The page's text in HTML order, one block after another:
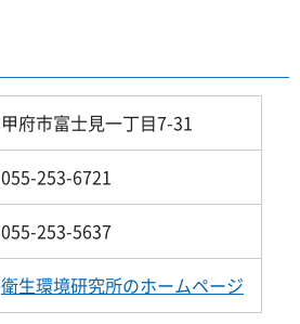
甲府市富士見一丁目7-31
055-253-6721
055-253-5637
衛生環境研究所のホームページ